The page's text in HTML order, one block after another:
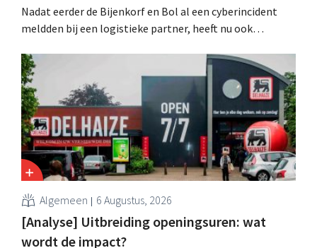
Nadat eerder de Bijenkorf en Bol al een cyberincident
meldden bij een logistieke partner, heeft nu ook
datalek. Financiële gegevens, gebruikersnamen en
wachtwoorden zijn niet getroffen.
Algemeen 6 Augustus, 2026
[Analyse] Uitbreiding openingsuren: wat
wordt de impact?